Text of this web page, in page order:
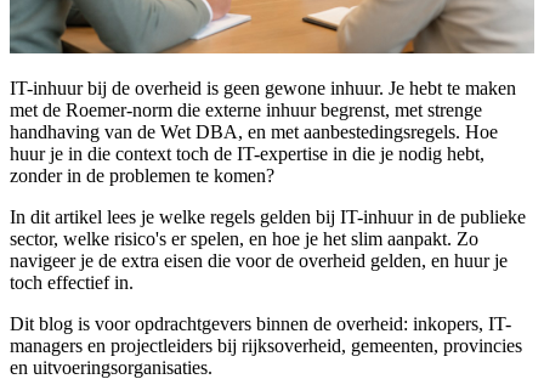
IT-inhuur bij de overheid is geen gewone inhuur. Je hebt te maken
met de Roemer-norm die externe inhuur begrenst, met strenge
handhaving van de Wet DBA, en met aanbestedingsregels. Hoe
huur je in die context toch de IT-expertise in die je nodig hebt,
zonder in de problemen te komen?
In dit artikel lees je welke regels gelden bij IT-inhuur in de publieke
sector, welke risico's er spelen, en hoe je het slim aanpakt. Zo
navigeer je de extra eisen die voor de overheid gelden, en huur je
toch effectief in.
Dit blog is voor opdrachtgevers binnen de overheid: inkopers, IT-
managers en projectleiders bij rijksoverheid, gemeenten, provincies
en uitvoeringsorganisaties.